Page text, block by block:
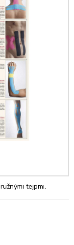
tejpmi.